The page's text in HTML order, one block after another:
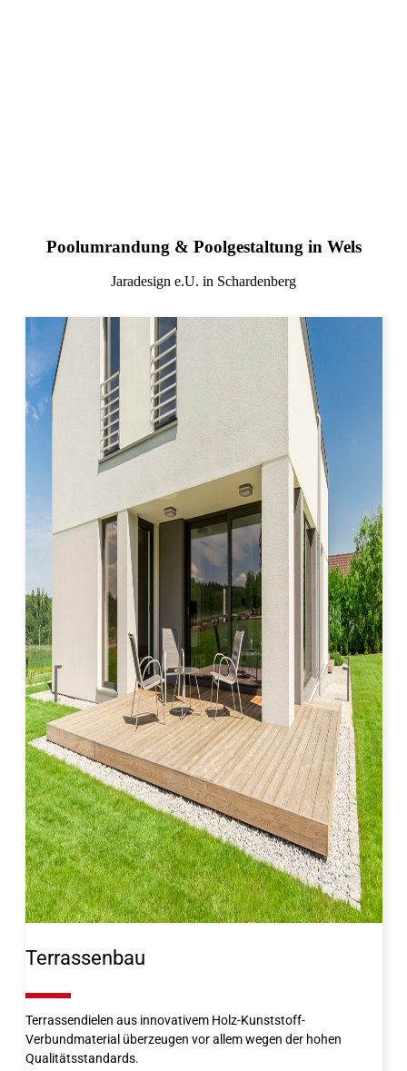
Poolumrandung & Poolgestaltung in Wels
Jaradesign e.U. in Schardenberg
Terrassenbau
Terrassendielen aus innovativem Holz-Kunststoff-
Verbundmaterial überzeugen vor allem wegen der hohen
Qualitätsstandards.